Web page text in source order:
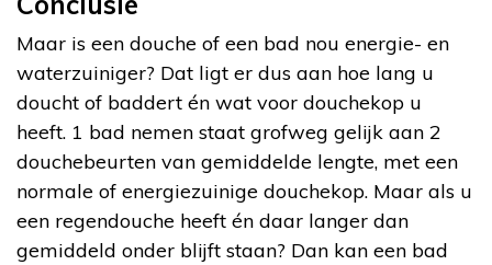
Maar is een douche of een bad nou energie- en
waterzuiniger? Dat ligt er dus aan hoe lang u
doucht of baddert én wat voor douchekop u
heeft. 1 bad nemen staat grofweg gelijk aan 2
douchebeurten van gemiddelde lengte, met een
normale of energiezuinige douchekop. Maar als u
een regendouche heeft én daar langer dan
gemiddeld onder blijft staan? Dan kan een bad